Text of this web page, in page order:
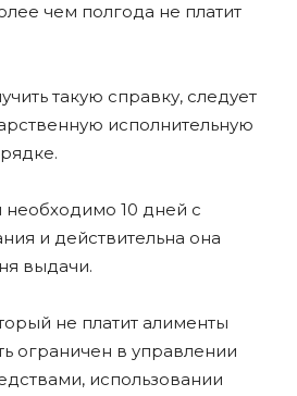
чем полгода не платит
такую справку, следует
исполнительную
10 дней с
и действительна она
выдачи.
не платит алименты
ограничен в управлении
использовании